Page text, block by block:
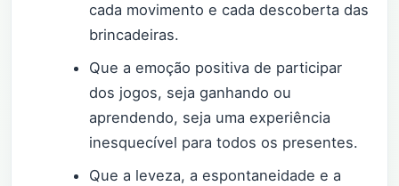
cada movimento e cada descoberta das
brincadeiras.
Que a emoção positiva de participar
dos jogos, seja ganhando ou
aprendendo, seja uma experiência
inesquecível para todos os presentes.
Que a leveza, a espontaneidade e a